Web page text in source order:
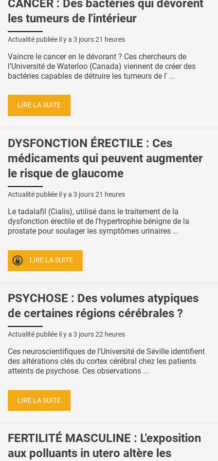
CANCER : Des bactéries qui dévorent
les tumeurs de l'intérieur
Actualité publiée il y a 3 jours 21 heures
Vaincre le cancer en le dévorant ? Ces chercheurs de
l’Université de Waterloo (Canada) viennent de créer des
bactéries capables de détruire les tumeurs de l' ...
LIRE LA SUITE
DYSFONCTION ÉRECTILE : Ces
médicaments qui peuvent augmenter
le risque de glaucome
Actualité publiée il y a 3 jours 21 heures
Le tadalafil (Cialis), utilisé dans le traitement de la
dysfonction érectile et de l'hypertrophie bénigne de la
prostate pour soulager les symptômes urinaires ...
LIRE LA SUITE
PSYCHOSE : Des volumes atypiques
de certaines régions cérébrales ?
Actualité publiée il y a 3 jours 22 heures
Ces neuroscientifiques de l’Université de Séville identifient
des altérations clés du cortex cérébral chez les patients
atteints de psychose. Ces observations ...
LIRE LA SUITE
FERTILITÉ MASCULINE : L'exposition
aux polluants in utero altère les